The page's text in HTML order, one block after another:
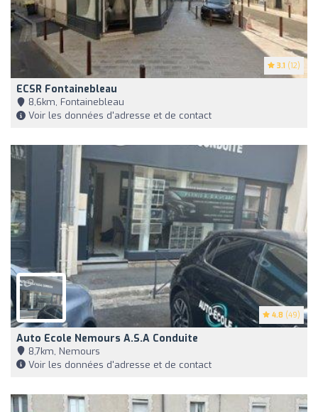
3.1 (12)
ECSR Fontainebleau
8,6km, Fontainebleau
Voir les données d'adresse et de contact
4.8 (49)
Auto Ecole Nemours A.s.a Conduite
8,7km, Nemours
Voir les données d'adresse et de contact